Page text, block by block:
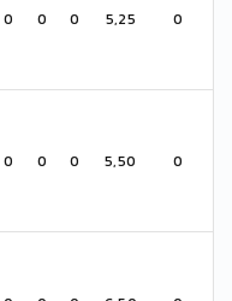
0 0 0 5,25 0
0 0 0 5,50 0